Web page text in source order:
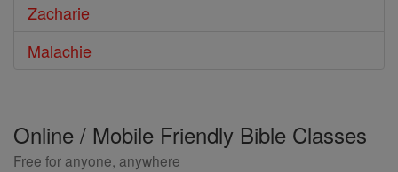
Zacharie
Malachie
Online / Mobile Friendly Bible Classes
Free for anyone, anywhere